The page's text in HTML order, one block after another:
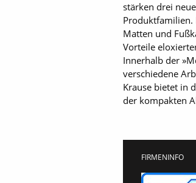
stärken drei
Produktfamilien.
Matten und
Vorteile
Innerhalb der
verschiedene
Krause bietet in
der kompakten
FIRMENINFO